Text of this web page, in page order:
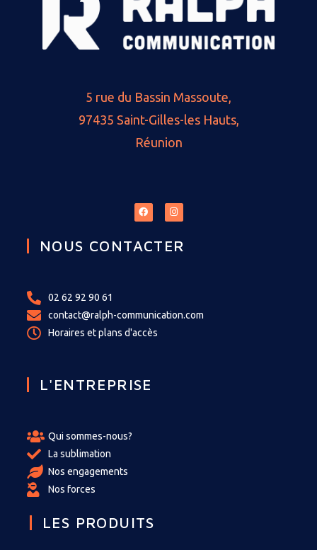
5 rue du Bassin Massoute,
97435 Saint-Gilles-les Hauts,
Réunion
NOUS CONTACTER
02 62 92 90 61
contact@ralph-communication.com
Horaires et plans d'accès
L'ENTREPRISE
Qui sommes-nous?
La sublimation
Nos engagements
Nos forces
LES PRODUITS